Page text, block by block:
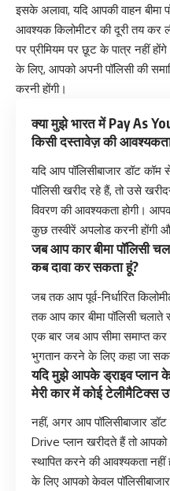
इसके अलावा, यदि आपकी वाहन बीमा
आवश्यक किलोमीटर की दूरी तय कर
पर प्रीमियम पर छूट के पात्र नहीं
के लिए, आपको अपनी पॉलिसी की
करनी होंगी।
क्या मुझे भारत में Pay As
किसी दस्तावेज़ की आवश्यकता
यदि आप पॉलिसीबाजार डॉट
पॉलिसी खरीद रहे हैं, तो उसे
विवरण की आवश्यकता होगी।
कुछ तस्वीरें अपलोड करनी होंगी
जब आप कार बीमा पॉलिसी
कब दावा कर सकता हूं?
जब तक आप पूर्व-निर्धारित
तक आप कार बीमा पॉलिसी
एक बार जब आप सीमा समाप्त कर
भुगतान करने के लिए कहा जा
यदि मुझे आपके ड्राइव प्लान
मेरी कार में कोई टेलीमैटिक्स
नहीं, अगर आप पॉलिसीबाजार
Drive प्लान खरीदते हैं तो आपको
स्थापित करने की आवश्यकता
के लिए आपको केवल